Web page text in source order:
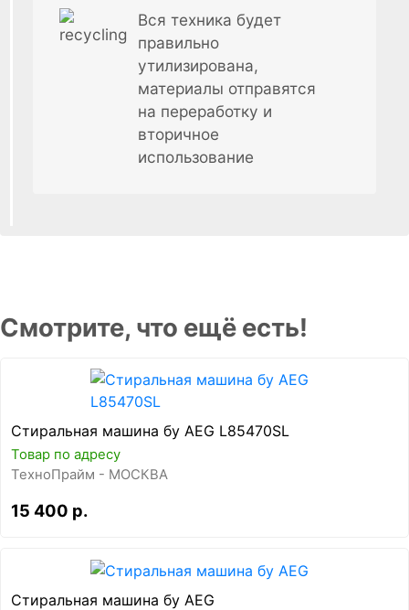
Вся техника будет
правильно
утилизирована,
материалы отправятся
на переработку и
вторичное
использование
Смотрите, что ещё есть!
Стиральная машина бу AEG L85470SL
Товар по адресу
ТехноПрайм - МОСКВА
15 400 р.
Стиральная машина бу AEG